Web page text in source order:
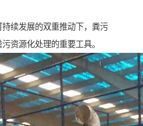
续发展的双重推动下，粪污
资源化处理的重要工具。